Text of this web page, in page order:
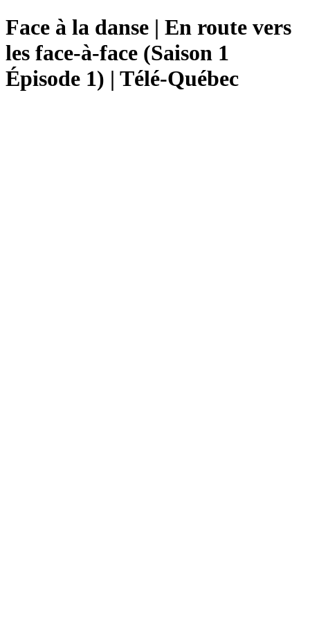
Face à la danse | En route vers
les face-à-face (Saison 1
Épisode 1) | Télé-Québec